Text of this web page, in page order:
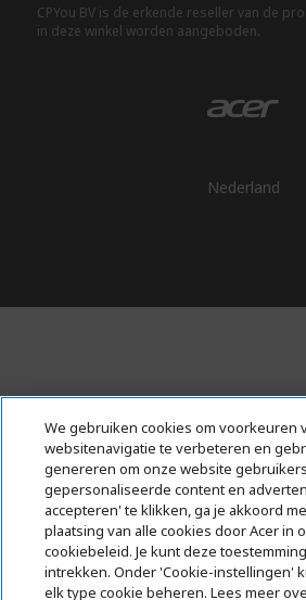
CPYou BV is de erkende reseller van de
in deze winkel worden aangeboden.
Nederland
We gebruiken cookies om voorkeuren
websitenavigatie te verbeteren en
genereren om onze website
gepersonaliseerde content en
accepteren' te klikken, ga je akkoord
plaatsing van alle cookies door Acer in
cookiebeleid. Je kunt deze
intrekken. Onder 'Cookie-instellingen'
elk type cookie beheren. Lees meer